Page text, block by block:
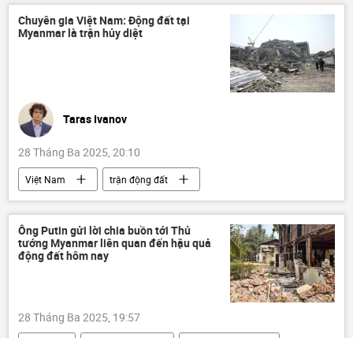
ngày kỷ niệm Chiến thắng
quan hệ
Miguel Mario Diaz Canel Bermudes
Thế giới
phương Tây
Hội đồng An ninh Nga
Chuyên gia Việt Nam: Động đất tại
Myanmar là trận hủy diệt
Taras Ivanov
28 Tháng Ba 2025, 20:10
Việt Nam
trận động đất
dự đoán động đất
Thái Lan
Myanmar
Xã hội
Tác giả
Quan điểm-Ý kiến
Ông Putin gửi lời chia buồn tới Thủ
tướng Myanmar liên quan đến hậu quả
động đất hôm nay
28 Tháng Ba 2025, 19:57